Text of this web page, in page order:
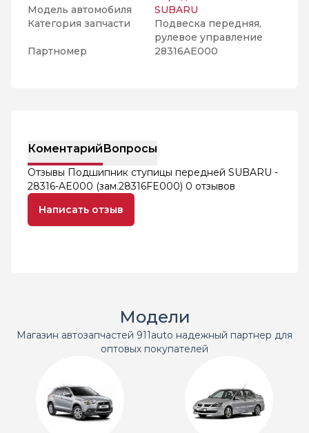
Модель автомобиля
SUBARU
Категория запчасти
Подвеска передняя,
рулевое управление
Партномер
28316AE000
КоментарийВопросы
Отзывы Подшипник ступицы передней SUBARU -
28316-AE000 (зам.28316FE000) 0 отзывов
Написать отзыв
Модели
Магазин автозапчастей 911auto надежный партнер для
оптовых покупателей